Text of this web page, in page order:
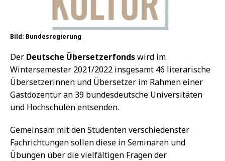
Bild: Bundesregierung
Der Deutsche Übersetzerfondswird im
Wintersemester 2021/2022 insgesamt 46 literarische
Übersetzerinnen und Übersetzer im Rahmen einer
Gastdozentur an 39 bundesdeutsche Universitäten
und Hochschulen entsenden.
Gemeinsam mit den Studenten verschiedenster
Fachrichtungen sollen diese in Seminaren und
Übungen über die vielfältigen Fragen der